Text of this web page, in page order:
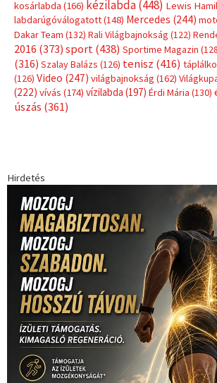
Címkék
(181)Jégkorong(148)kajakkenu(138)karate
kosárlabda(166) Lewis
labdarúgóválogatott(148)Mercedes (244)
Dakar Team(132)Rali Világbajnokság (122)
2016(373)sport Sportime Magazin
(316) Szalay Balázs(126) tenisz(416)
(126)Video(247)világbajnokság (162)
(222) vívás(174) (197) Érdi Mária(130)
úszás(361)
Hirdetés